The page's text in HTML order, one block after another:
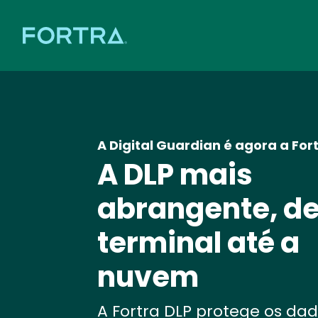
A Digital Guardian é agora a
A DLP mais
abrangente,
terminal até a
nuvem
A Fortra DLP protege os